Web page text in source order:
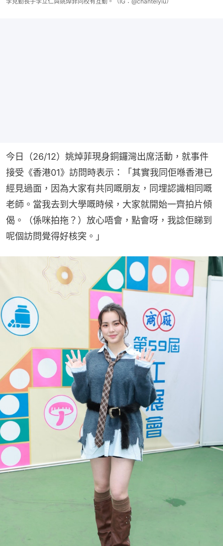
今日（26/12）姚焯菲現身銅鑼灣出席活動，就事件
接受《香港01》訪問時表示：「其實我同佢喺香港已
經見過面，因為大家有共同嘅朋友，同埋認識相同嘅
老師。當我去到大學嘅時候，大家就開始一齊拍片傾
偈。（係咪拍拖？）放心唔會，點會呀，我諗佢睇到
呢個訪問覺得好核突。」